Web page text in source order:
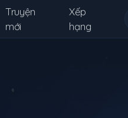
Truyện
mới
Xếp
hạng